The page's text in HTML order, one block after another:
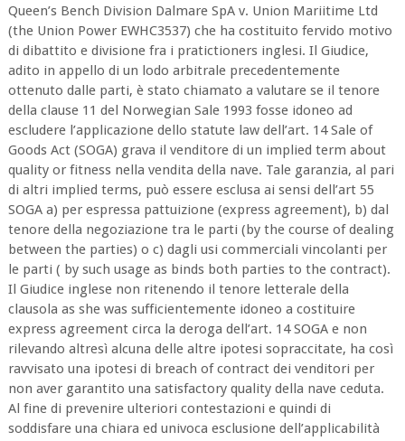
Queen’s Bench Division Dalmare SpA v. Union Mariitime Ltd
(the Union Power EWHC3537) che ha costituito fervido motivo
di dibattito e divisione fra i pratictioners inglesi. Il Giudice,
adito in appello di un lodo arbitrale precedentemente
ottenuto dalle parti, è stato chiamato a valutare se il tenore
della clause 11 del Norwegian Sale 1993 fosse idoneo ad
escludere l’applicazione dello statute law dell’art. 14 Sale of
Goods Act (SOGA) grava il venditore di un implied term about
quality or fitness nella vendita della nave. Tale garanzia, al pari
di altri implied terms, può essere esclusa ai sensi dell’art 55
SOGA a) per espressa pattuizione (express agreement), b) dal
tenore della negoziazione tra le parti (by the course of dealing
between the parties) o c) dagli usi commerciali vincolanti per
le parti ( by such usage as binds both parties to the contract).
Il Giudice inglese non ritenendo il tenore letterale della
clausola as she was sufficientemente idoneo a costituire
express agreement circa la deroga dell’art. 14 SOGA e non
rilevando altresì alcuna delle altre ipotesi sopraccitate, ha così
ravvisato una ipotesi di breach of contract dei venditori per
non aver garantito una satisfactory quality della nave ceduta.
Al fine di prevenire ulteriori contestazioni e quindi di
soddisfare una chiara ed univoca esclusione dell’applicabilità